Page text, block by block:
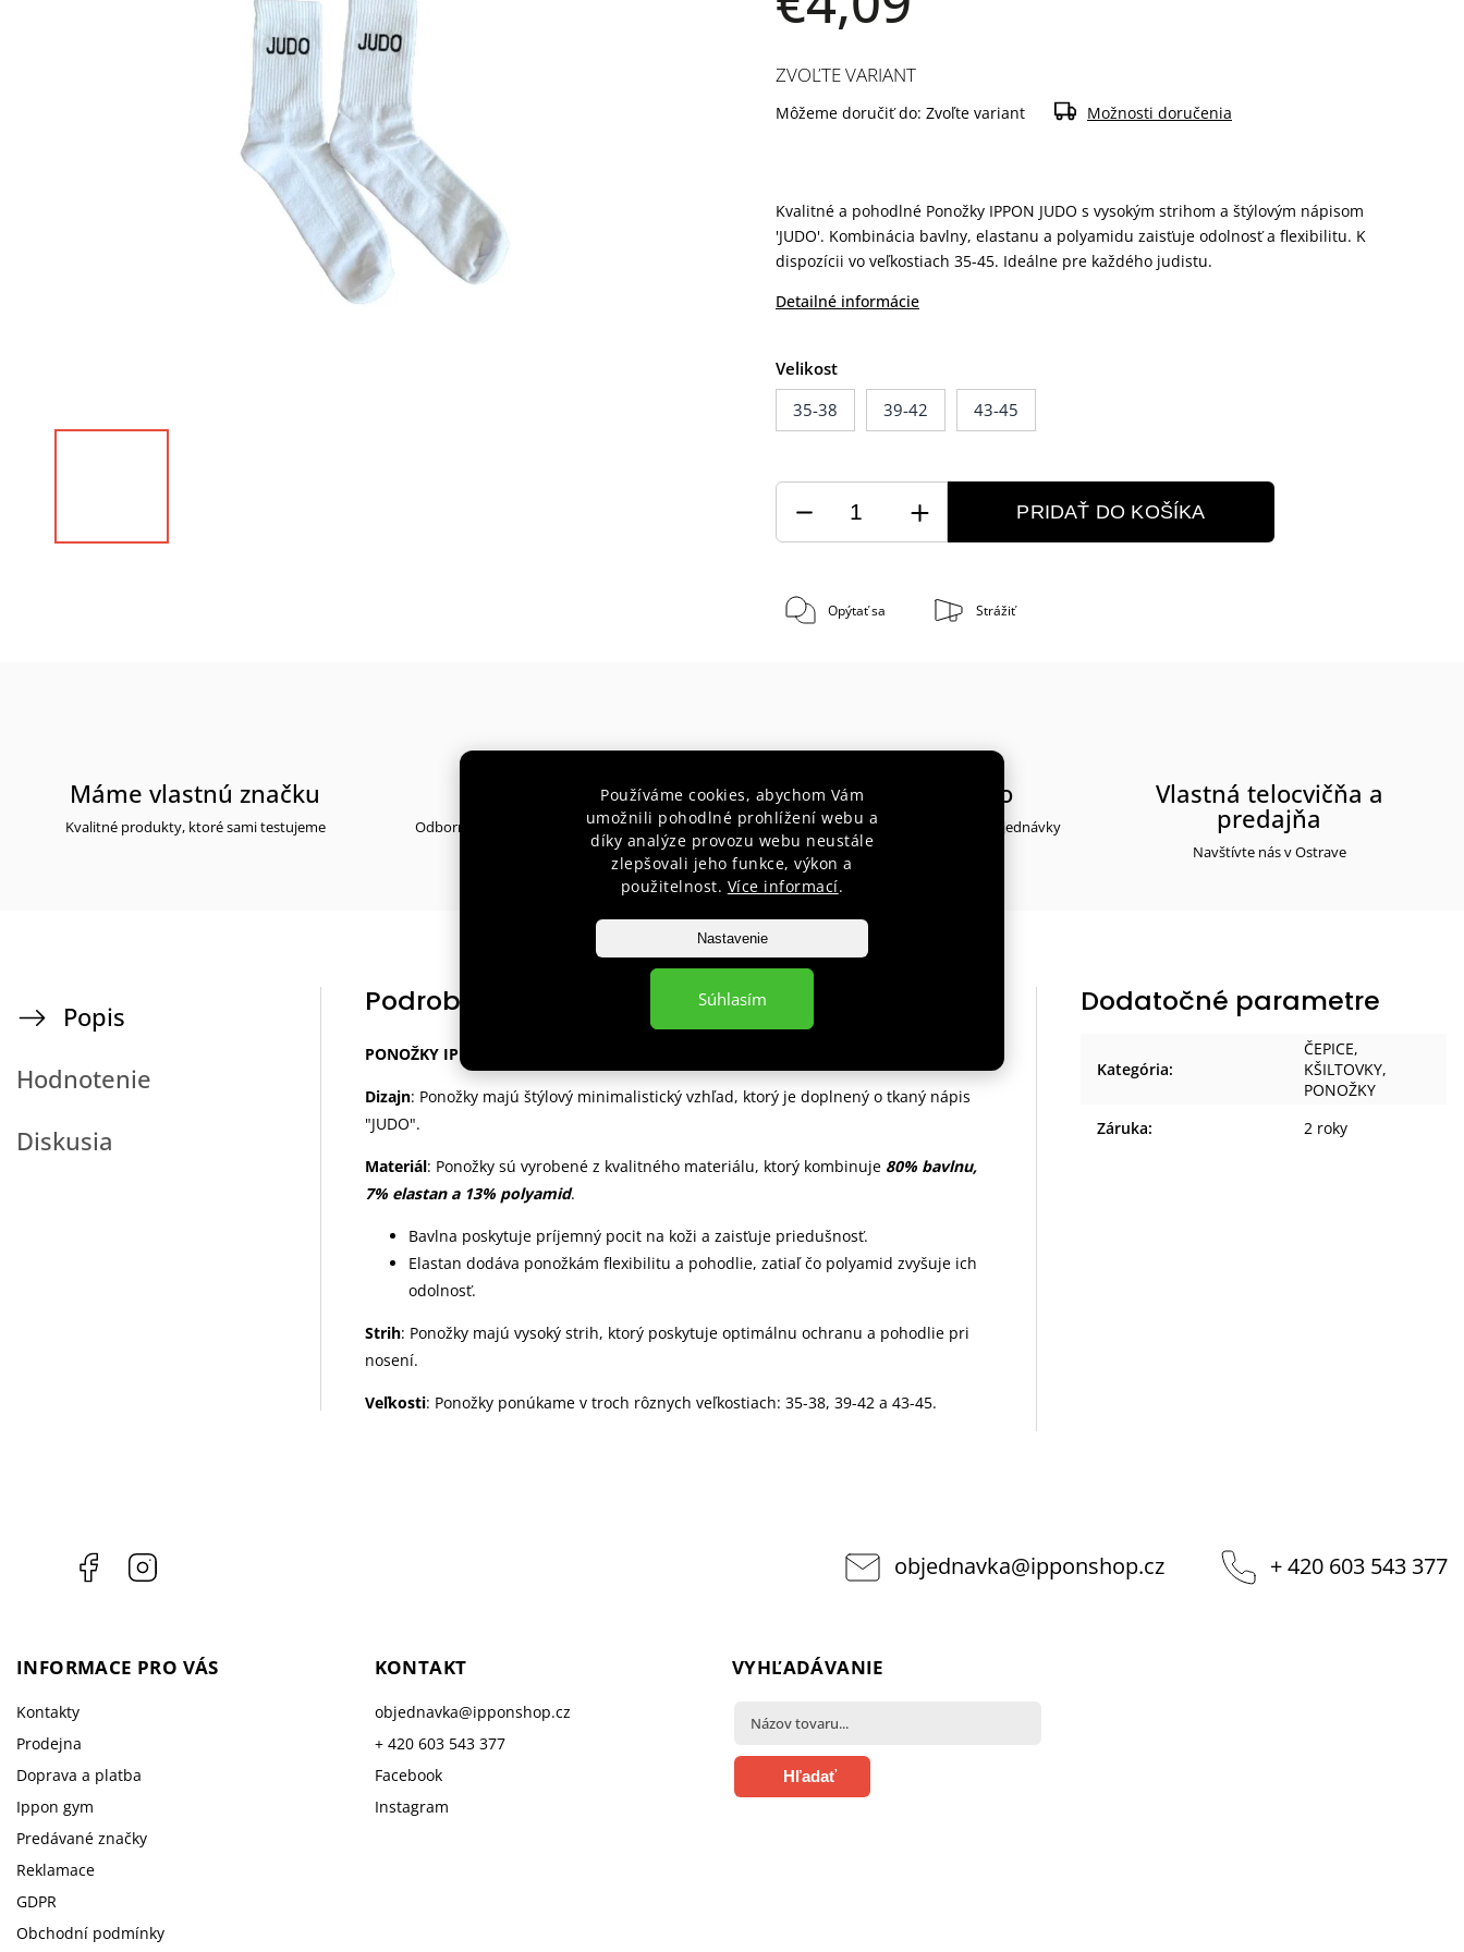
Používáme cookies, abychom Vám
umožnili pohodlné prohlížení webu a
díky analýze provozu webu neustále
zlepšovali jeho funkce, výkon a
použitelnost. Více informací.
Nastavenie
Súhlasím
Kvalitné a pohodlné Ponožky IPPON JUDO s vysokým strihom a štýlovým nápisom
'JUDO'. Kombinácia bavlny, elastanu a polyamidu zaisťuje odolnosť a flexibilitu. K
dispozícii vo veľkostiach 35-45. Ideálne pre každého judistu.
Detailné informácie
Velikost
35-38
39-42 43-45
ZVOĽTE VARIANT
Môžeme doručiť do: Zvoľte variant Možnosti doručenia
PRIDAŤ DO KOŠÍKA
Opýtať sa Strážiť
Máme vlastnú značku
Kvalitné produkty, ktoré sami testujeme
30 rokov s Vami
Odborné poradenstvo pre začiatočníkov aj
profesionálov
Doprava zadarmo
pri nákupe nad 75 € do hmotnosti objednávky
Vlastná telocvičňa a
predajňa
Navštívte nás v Ostrave
Popis
Hodnotenie
Diskusia
Podrobný popis
PONOŽKY IPPON JUDO
Dizajn: Ponožky majú štýlový minimalistický vzhľad, ktorý je doplnený o tkaný nápis
"JUDO".
Materiál: Ponožky sú vyrobené z kvalitného materiálu, ktorý kombinuje 80% bavlnu,
7% elastan a 13% polyamid.
Bavlna poskytuje príjemný pocit na koži a zaisťuje priedušnosť.
Elastan dodáva ponožkám flexibilitu a pohodlie, zatiaľ čo polyamid zvyšuje ich
odolnosť.
Strih: Ponožky majú vysoký strih, ktorý poskytuje optimálnu ochranu a pohodlie pri
nosení.
Veľkosti: Ponožky ponúkame v troch rôznych veľkostiach: 35-38, 39-42 a 43-45.
Dodatočné parametre
Kategória:
ČEPICE,
KŠILTOVKY,
PONOŽKY
Záruka: 2 roky
Facebook objednavka@ipponshop.cz + 420 603 543 377
INFORMACE PRO VÁS
Kontakty
Prodejna
Doprava a platba
Ippon gym
Predávané značky
Reklamace
GDPR
Obchodní podmínky
KONTAKT
objednavka@ipponshop.cz
+ 420 603 543 377
Facebook
Instagram
VYHĽADÁVANIE
Hľadať